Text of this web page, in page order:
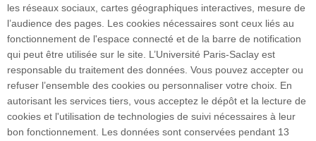
Investissement d’avenir (CGI)
Accueil des publics internationaux
les réseaux sociaux, cartes géographiques interactives, mesure de
l’audience des pages. Les cookies nécessaires sont ceux liés au
fonctionnement de l'espace connecté et de la barre de notification
qui peut être utilisée sur le site. L’Université Paris-Saclay est
responsable du traitement des données. Vous pouvez accepter ou
refuser l’ensemble des cookies ou personnaliser votre choix. En
autorisant les services tiers, vous acceptez le dépôt et la lecture de
cookies et l'utilisation de technologies de suivi nécessaires à leur
bon fonctionnement. Les données sont conservées pendant 13